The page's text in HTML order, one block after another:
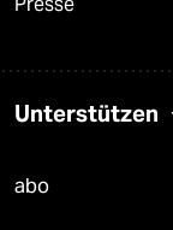
Presse
Unterstützen
abo